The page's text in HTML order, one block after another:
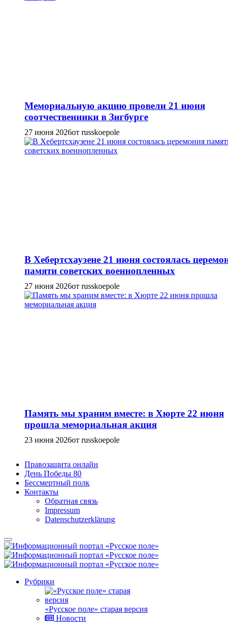
Мемориальную акцию провели 21 июня
соотчественники в Зигбурге
27 июня 2026от russkoepole
В Хебертсхаузене 21 июня состоялась
памяти советских военнопленных
27 июня 2026от russkoepole
Память мы храним вместе: в Хюрте 22 июня
прошла мемориальная акция
23 июня 2026от russkoepole
Правозащита онлайн
День Победы 80
Бессмертный полк
Контакты
Обратная связь
Impressum
Datenschutzerklärung
Рубрики
«Русское поле» старая версия
Новости